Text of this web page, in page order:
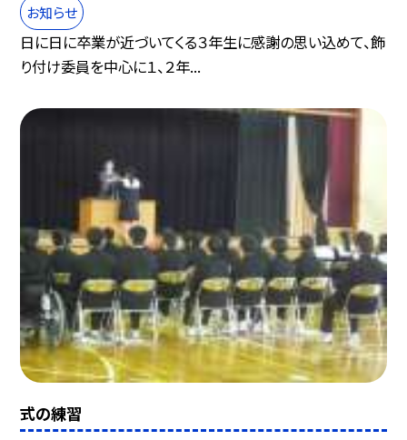
お知らせ
日に日に卒業が近づいてくる３年生に感謝の思い込めて、飾
り付け委員を中心に１、２年...
式の練習